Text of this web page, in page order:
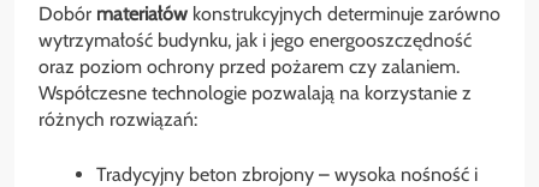
Dobór materiałów konstrukcyjnych determinuje zarówno
wytrzymałość budynku, jak i jego energooszczędność
oraz poziom ochrony przed pożarem czy zalaniem.
Współczesne technologie pozwalają na korzystanie z
różnych rozwiązań:
Tradycyjny beton zbrojony – wysoka nośność i